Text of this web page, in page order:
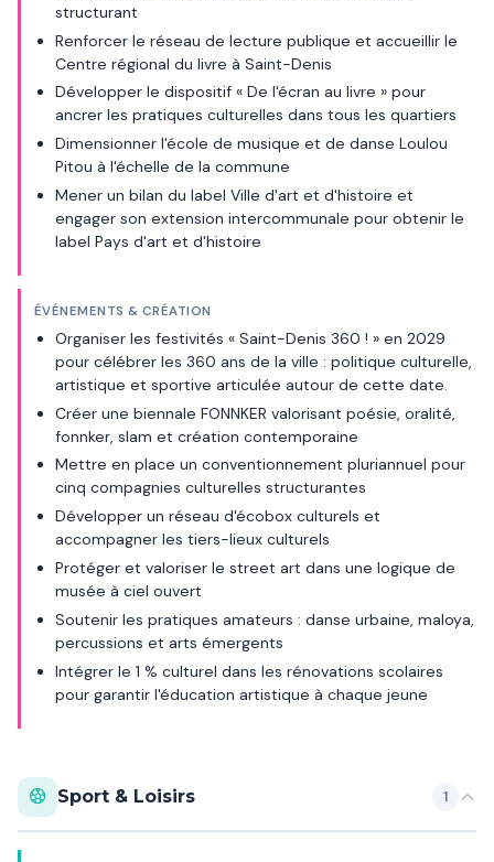
structurant
Renforcer le réseau de lecture publique et accueillir le
Centre régional du livre à Saint-Denis
Développer le dispositif « De l'écran au livre » pour
ancrer les pratiques culturelles dans tous les quartiers
Dimensionner l'école de musique et de danse Loulou
Pitou à l'échelle de la commune
Mener un bilan du label Ville d'art et d'histoire et
engager son extension intercommunale pour obtenir le
label Pays d'art et d'histoire
ÉVÉNEMENTS & CRÉATION
Organiser les festivités « Saint-Denis 360 ! » en 2029
pour célébrer les 360 ans de la ville : politique culturelle,
artistique et sportive articulée autour de cette date.
Créer une biennale FONNKER valorisant poésie, oralité,
fonnker, slam et création contemporaine
Mettre en place un conventionnement pluriannuel pour
cinq compagnies culturelles structurantes
Développer un réseau d'écobox culturels et
accompagner les tiers-lieux culturels
Protéger et valoriser le street art dans une logique de
musée à ciel ouvert
Soutenir les pratiques amateurs : danse urbaine, maloya,
percussions et arts émergents
Intégrer le 1 % culturel dans les rénovations scolaires
pour garantir l'éducation artistique à chaque jeune
Sport & Loisirs 1